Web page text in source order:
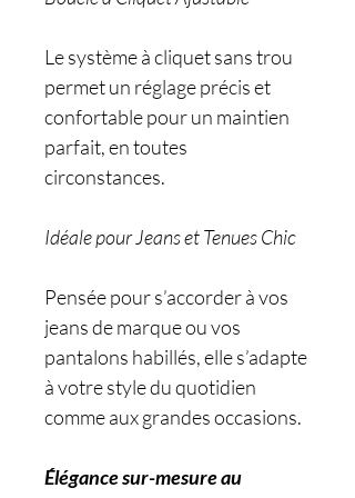
Le système à cliquet sans trou
permet un réglage précis et
confortable pour un maintien
parfait, en toutes
circonstances.
Idéale pour Jeans et Tenues Chic
Pensée pour s’accorder à vos
jeans de marque ou vos
pantalons habillés, elle s’adapte
à votre style du quotidien
comme aux grandes occasions.
Élégance sur-mesure au